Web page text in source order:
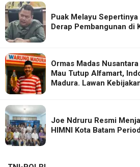
Puak Melayu
Derap Pembangunan di
Ormas Madas
Mau Tutup Alfamart,
Madura. Lawan
Joe Ndruru Resmi
HIMNI Kota Batam